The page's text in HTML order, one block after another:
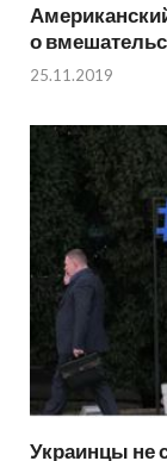
о
25.11.2019
Украинцы не